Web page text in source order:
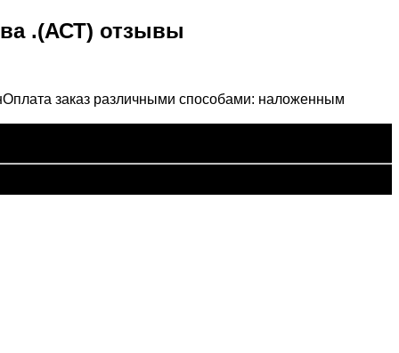
.(АСТ) отзывы
Оплата заказ различными способами: наложенным